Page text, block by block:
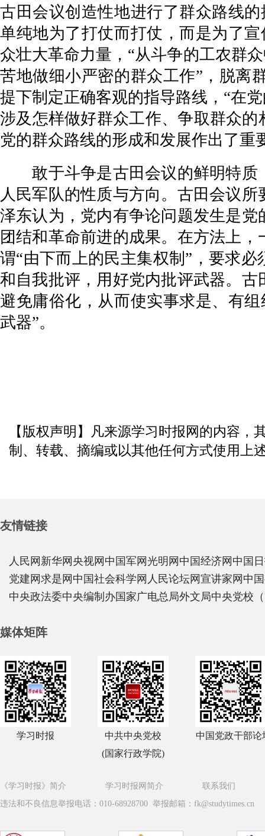
古田会议创造性地进行了群众路线
单纯地为了打仗而打仗，而是为了
众壮大革命力量，“从斗争的工农群
苦地做细小严密的群众工作”，脱离
提下制定正确客观的指导路线，“在
涉及怎样做好群众工作、争取群众
党的群众路线的形成和发展作出了重
敢于斗争是古田会议的鲜明特质
人民军队的性质与方向。古田会议
泽东认为，党内有争论问题发生是
团结和革命前进的成果。在方法上
谓“由下而上的民主集权制”，要求
和自我批评，用好党内批评武器。
避免庸俗化，从而使实事求是、有
武器”。
【版权声明】凡来源学习时报网的内容
制、转载、摘编或以其他任何方式使用上
友情链接
人民网 新华网 央视网 中国军网 光明网 中国经济网 中国
党建网 求是网 中国社会科学网 人民论坛网 宣讲家网 中
中央政法委中央编制办国家广电总局外文局中央党校
媒体矩阵
学习时报
中共中央党校
(国家行政学院)
中国党政干部论
《学习时报》简介 学习时报网简介
联系我们
违法和不良信息举报电话：010-68928700 举报邮箱：fk@studytimes.cn